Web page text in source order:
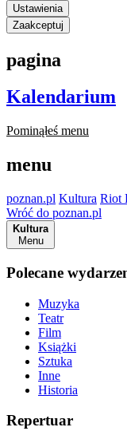
Ustawienia
Zaakceptuj
pagina
Kalendarium
Pominąłeś menu
menu
poznan.pl Kultura Riot
Wróć do poznan.pl
Kultura
Menu
Polecane
Muzyka
Teatr
Film
Książki
Sztuka
Inne
Historia
Repertuar